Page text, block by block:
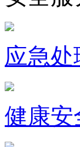
应急
健康安